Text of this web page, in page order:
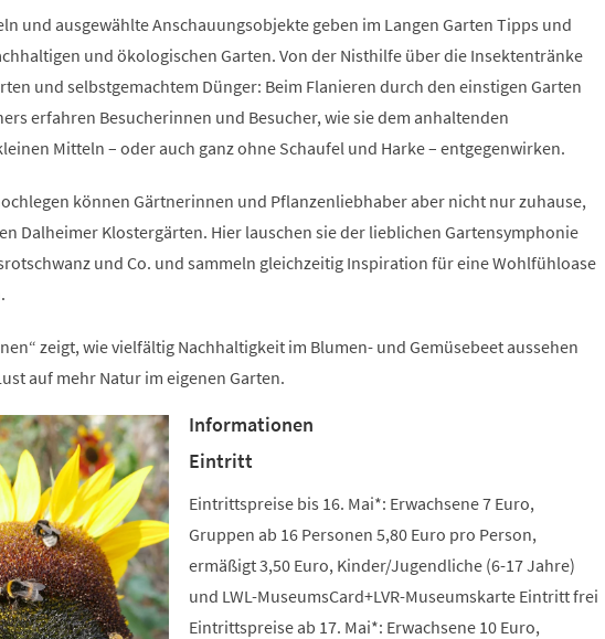
und ausgewählte Anschauungsobjekte geben im Langen Garten Tipps und
und ökologischen Garten. Von der Nisthilfe über die Insektentränke
und selbstgemachtem Dünger: Beim Flanieren durch den einstigen Garten
erfahren Besucherinnen und Besucher, wie sie dem anhaltenden
Mitteln – oder auch ganz ohne Schaufel und Harke – entgegenwirken.
können Gärtnerinnen und Pflanzenliebhaber aber nicht nur zuhause,
Dalheimer Klostergärten. Hier lauschen sie der lieblichen Gartensymphonie
und Co. und sammeln gleichzeitig Inspiration für eine Wohlfühloase
zeigt, wie vielfältig Nachhaltigkeit im Blumen- und Gemüsebeet aussehen
auf mehr Natur im eigenen Garten.
Informationen
Eintritt
Eintrittspreise bis 16. Mai*: Erwachsene 7 Euro,
Gruppen ab 16 Personen 5,80 Euro pro Person,
ermäßigt 3,50 Euro, Kinder/Jugendliche (6-17 Jahre)
und LWL-MuseumsCard+LVR-Museumskarte Eintritt frei
Eintrittspreise ab 17. Mai*: Erwachsene 10 Euro,